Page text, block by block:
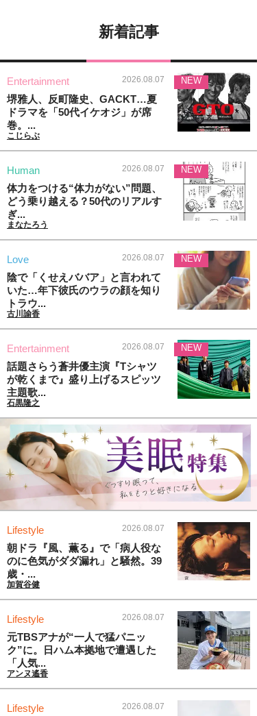
新着記事
Entertainment 2026.08.07
堺雅人、反町隆史、GACKT…夏
ドラマを「50代イケオジ」が席
巻。...
こじらぶ
NEW
Human 2026.08.07
体力をつける“体力がない”問題、
どう乗り越える？50代のリアルす
ぎ...
まなたろう
NEW
Love 2026.08.07
陰で「くせえババア」と言われて
いた…年下彼氏のウラの顔を知り
トラウ...
古川諭香
NEW
Entertainment 2026.08.07
話題さらう蒼井優主演『Tシャツ
が乾くまで』盛り上げるスピッツ
主題歌...
石黒隆之
NEW
Lifestyle 2026.08.07
朝ドラ『風、薫る』で「病人役な
のに色気がダダ漏れ」と騒然。39
歳・...
加賀谷健
Lifestyle 2026.08.07
元TBSアナが“一人で猛パニッ
ク”に。日ハム本拠地で遭遇した
「人気...
アンヌ遙香
Lifestyle 2026.08.07